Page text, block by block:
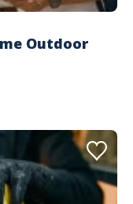
Outdoor